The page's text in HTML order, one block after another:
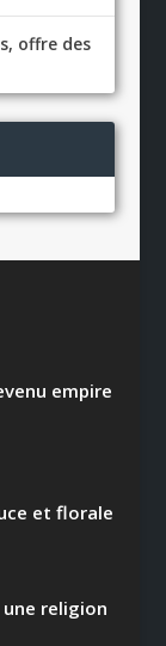
offre des
empire
et florale
une religion